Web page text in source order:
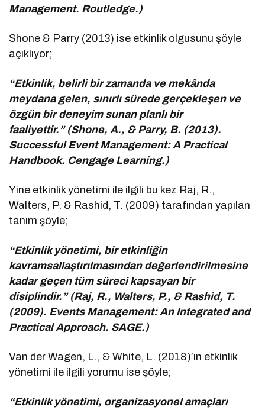
Management. Routledge.)
Shone & Parry (2013) ise etkinlik olgusunu şöyle
açıklıyor;
“Etkinlik, belirli bir zamanda ve mekânda
meydana gelen, sınırlı sürede gerçekleşen ve
özgün bir deneyim sunan planlı bir
faaliyettir.” (Shone, A., & Parry, B. (2013).
Successful Event Management: A Practical
Handbook. Cengage Learning.)
Yine etkinlik yönetimi ile ilgili bu kez Raj, R.,
Walters, P. & Rashid, T. (2009) tarafından yapılan
tanım şöyle;
“Etkinlik yönetimi, bir etkinliğin
kavramsallaştırılmasından değerlendirilmesine
kadar geçen tüm süreci kapsayan bir
disiplindir.” (Raj, R., Walters, P., & Rashid, T.
(2009). Events Management: An Integrated and
Practical Approach. SAGE.)
Van der Wagen, L., & White, L. (2018)’ın etkinlik
yönetimi ile ilgili yorumu ise şöyle;
“Etkinlik yönetimi, organizasyonel amaçları